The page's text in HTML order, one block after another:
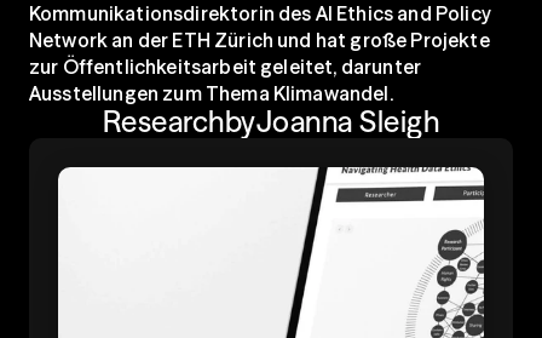
Kommunikationsdirektorin des AI Ethics and Policy
Network an der ETH Zürich und hat große Projekte
zur Öffentlichkeitsarbeit geleitet, darunter
Ausstellungen zum Thema Klimawandel.
ResearchbyJoanna Sleigh